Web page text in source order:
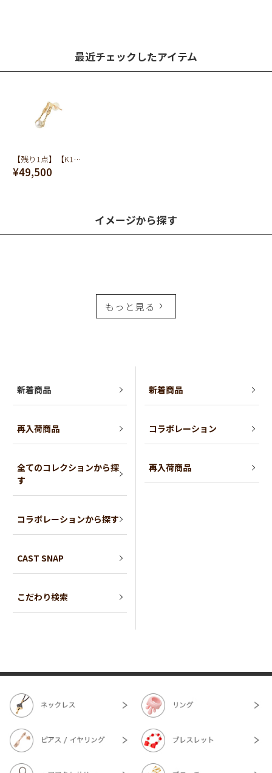
最近チェックしたアイテム
【残り1点】【K10】シュガートング ピアス
¥49,500
イメージから探す
もっと見る
新着商品
再入荷商品
全てのコレクションから探
す
コラボレーションから探す
CAST SNAP
こだわり検索
新着商品
コラボレーション
再入荷商品